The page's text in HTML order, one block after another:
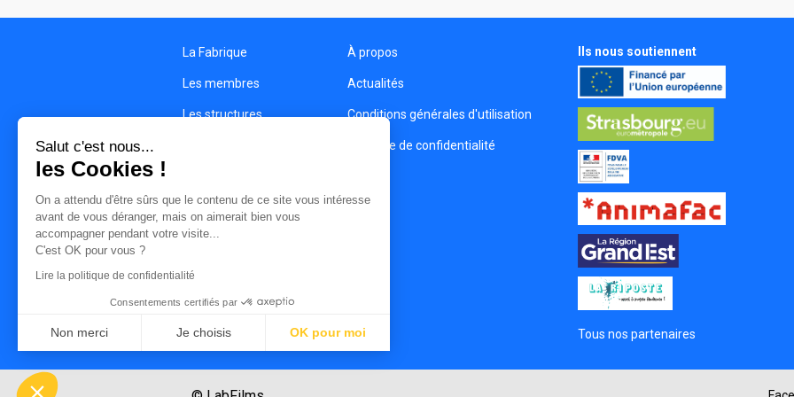
La Fabrique
Les membres
Les structures
À propos
Actualités
Conditions générales d'utilisation
Politique de confidentialité
Ils nous soutiennent
Tous nos partenaires
Salut c'est nous...
les Cookies !
On a attendu d'être sûrs que le contenu de ce site vous intéresse
avant de vous déranger, mais on aimerait bien vous
accompagner pendant votre visite...
C'est OK pour vous ?
Lire la politique de confidentialité
Consentements certifiés par
Non merci Je choisis OK pour moi
Notre plateforme vous permet d'adapter et de gérer vos paramètres de confidentialité, en garantissant la conformité avec